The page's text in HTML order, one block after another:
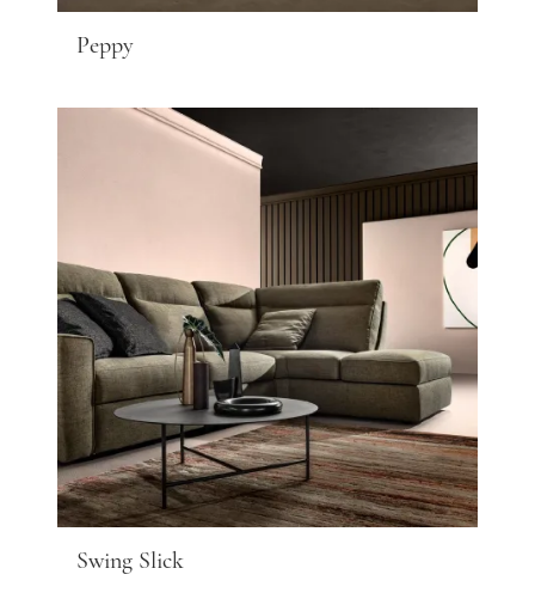
Peppy
Swing Slick